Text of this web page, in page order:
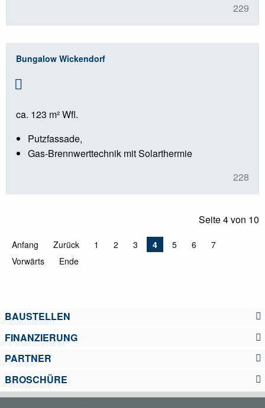
229
Bungalow Wickendorf
ca. 123 m² Wfl.
Putzfassade,
Gas-Brennwerttechnik mit Solarthermie
228
Seite 4 von 10
Anfang Zurück 1 2 3 4 5 6
7
Vorwärts
Ende
BAUSTELLEN
FINANZIERUNG
PARTNER
BROSCHÜRE